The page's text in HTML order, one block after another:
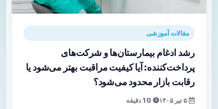
مقالات آموزشی
رشد ادغام بیمارستان‌ها و شرکت‌های
پرداخت‌کننده: آیا کیفیت مراقبت بهتر می‌شود یا
رقابت بازار محدود می‌شود؟